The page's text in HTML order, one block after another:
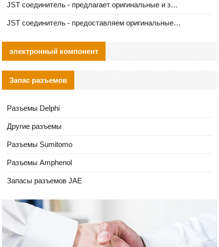
JST соединитель - предлагает оригинальные и заменяющие JST NSHR-02V-S соединители
JST соединитель - предоставляем оригинальные JST GHR-09V-S соединители и их аналоги
электронный компонент
Запас разъемов
Разъемы Delphi
Другие разъемы
Разъемы Sumitomo
Разъемы Amphenol
Запасы разъемов JAE